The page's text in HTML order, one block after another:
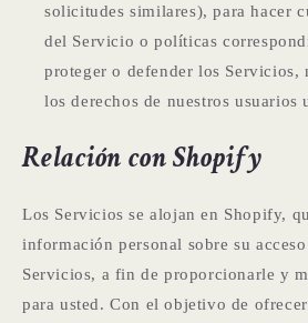
solicitudes similares), para hacer
del Servicio o políticas
proteger o defender los Servicios,
los derechos de nuestros usuarios
Relación con Shopify
Los Servicios se alojan en Shopify,
información personal sobre su
Servicios, a fin de proporcionarle y
para usted. Con el objetivo de